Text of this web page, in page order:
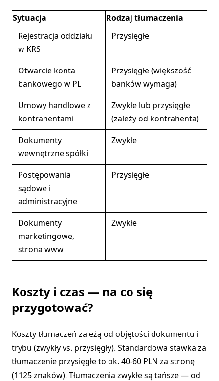
Sytuacja
Rodzaj tłumaczenia
Rejestracja oddziału
w KRS
Przysięgłe
Otwarcie konta
bankowego w PL
Przysięgłe (większość
banków wymaga)
Umowy handlowe z
kontrahentami
Zwykłe lub przysięgłe
(zależy od kontrahenta)
Dokumenty
wewnętrzne spółki
Zwykłe
Postępowania
sądowe i
administracyjne
Przysięgłe
Dokumenty
marketingowe,
strona www
Zwykłe
Koszty i czas — na co się
przygotować?
Koszty tłumaczeń zależą od objętości dokumentu i
trybu (zwykły vs. przysięgły). Standardowa stawka za
tłumaczenie przysięgłe to ok. 40-60 PLN za stronę
(1125 znaków). Tłumaczenia zwykłe są tańsze — od